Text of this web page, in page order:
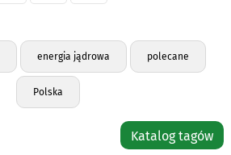
energia jądrowa polecane
Polska
Katalog tagów